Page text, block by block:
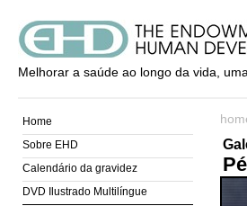
Melhorar a saúde ao longo da vida,
Home
Sobre EHD
Calendário da gravidez
DVD Ilustrado Multilíngue